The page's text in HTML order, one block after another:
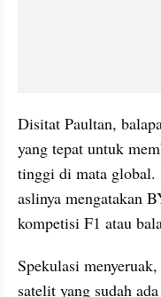
Disitat Paultan,
yang tepat untuk
tinggi di mata global.
aslinya mengatakan
kompetisi F1 atau
Spekulasi
satelit yang sudah